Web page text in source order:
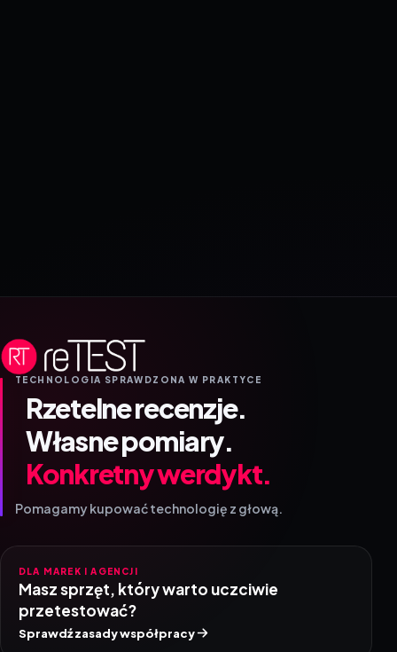
TECHNOLOGIA SPRAWDZONA W PRAKTYCE
Rzetelne recenzje.
Własne pomiary.
Konkretny werdykt.
Pomagamy kupować technologię z głową.
DLA MAREK I AGENCJI
Masz sprzęt, który warto uczciwie
przetestować?
Sprawdź zasady współpracy